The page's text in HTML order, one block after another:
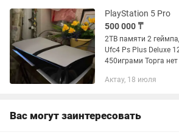
PlayStation 5 Pro
500 000 ₸
2TB памяти 2
Ufc4 Ps Plus Deluxe
450играми Торга нет GTA6
месяцев
Актау, 18 июля
Вас могут заинтересовать